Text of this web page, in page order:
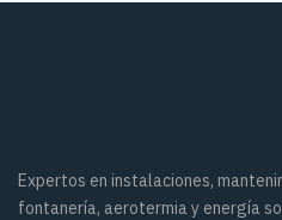
Expertos en instalaciones,
fontanería, aerotermia y energía